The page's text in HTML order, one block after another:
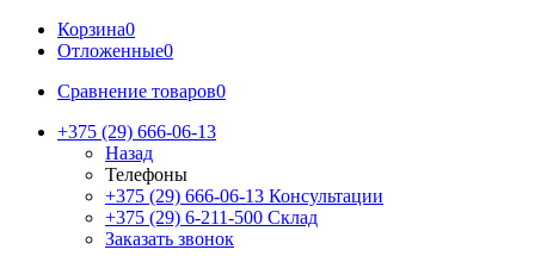
Корзина0
Отложенные0
Сравнение товаров0
+375 (29) 666-06-13
Назад
Телефоны
+375 (29) 666-06-13 Консультации
+375 (29) 6-211-500 Склад
Заказать звонок